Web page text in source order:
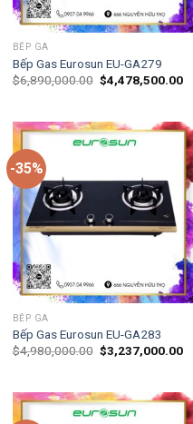
BẾP GA
Bếp Gas Eurosun EU-GA279
$6,890,000.00 $4,478,500.00
-35%
BẾP GA
Bếp Gas Eurosun EU-GA283
$4,980,000.00 $3,237,000.00